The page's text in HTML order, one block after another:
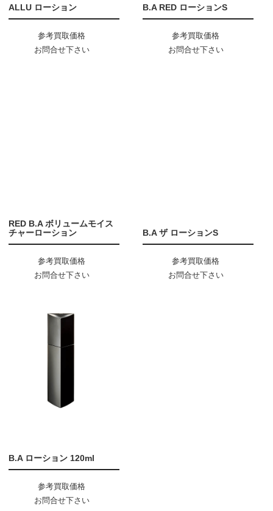
ALLU ローション
参考買取価格
お問合せ下さい
B.A RED ローションS
参考買取価格
お問合せ下さい
RED B.A ボリュームモイス
チャーローション
参考買取価格
お問合せ下さい
B.A ザ ローションS
参考買取価格
お問合せ下さい
B.A ローション 120ml
参考買取価格
お問合せ下さい